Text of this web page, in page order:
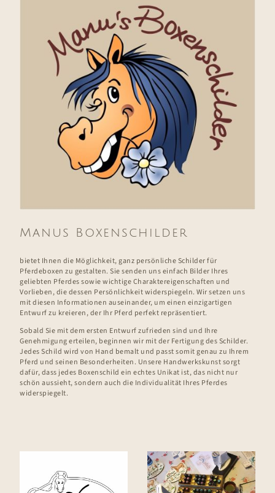
Manus Boxenschilder
bietet Ihnen die Möglichkeit, ganz persönliche Schilder für
Pferdeboxen zu gestalten. Sie senden uns einfach Bilder Ihres
geliebten Pferdes sowie wichtige Charaktereigenschaften und
Vorlieben, die dessen Persönlichkeit widerspiegeln. Wir setzen uns
mit diesen Informationen auseinander, um einen einzigartigen
Entwurf zu kreieren, der Ihr Pferd perfekt repräsentiert.
Sobald Sie mit dem ersten Entwurf zufrieden sind und Ihre
Genehmigung erteilen, beginnen wir mit der Fertigung des Schilder.
Jedes Schild wird von Hand bemalt und passt somit genau zu Ihrem
Pferd und seinen Besonderheiten. Unsere Handwerkskunst sorgt
dafür, dass jedes Boxenschild ein echtes Unikat ist, das nicht nur
schön aussieht, sondern auch die Individualität Ihres Pferdes
widerspiegelt.